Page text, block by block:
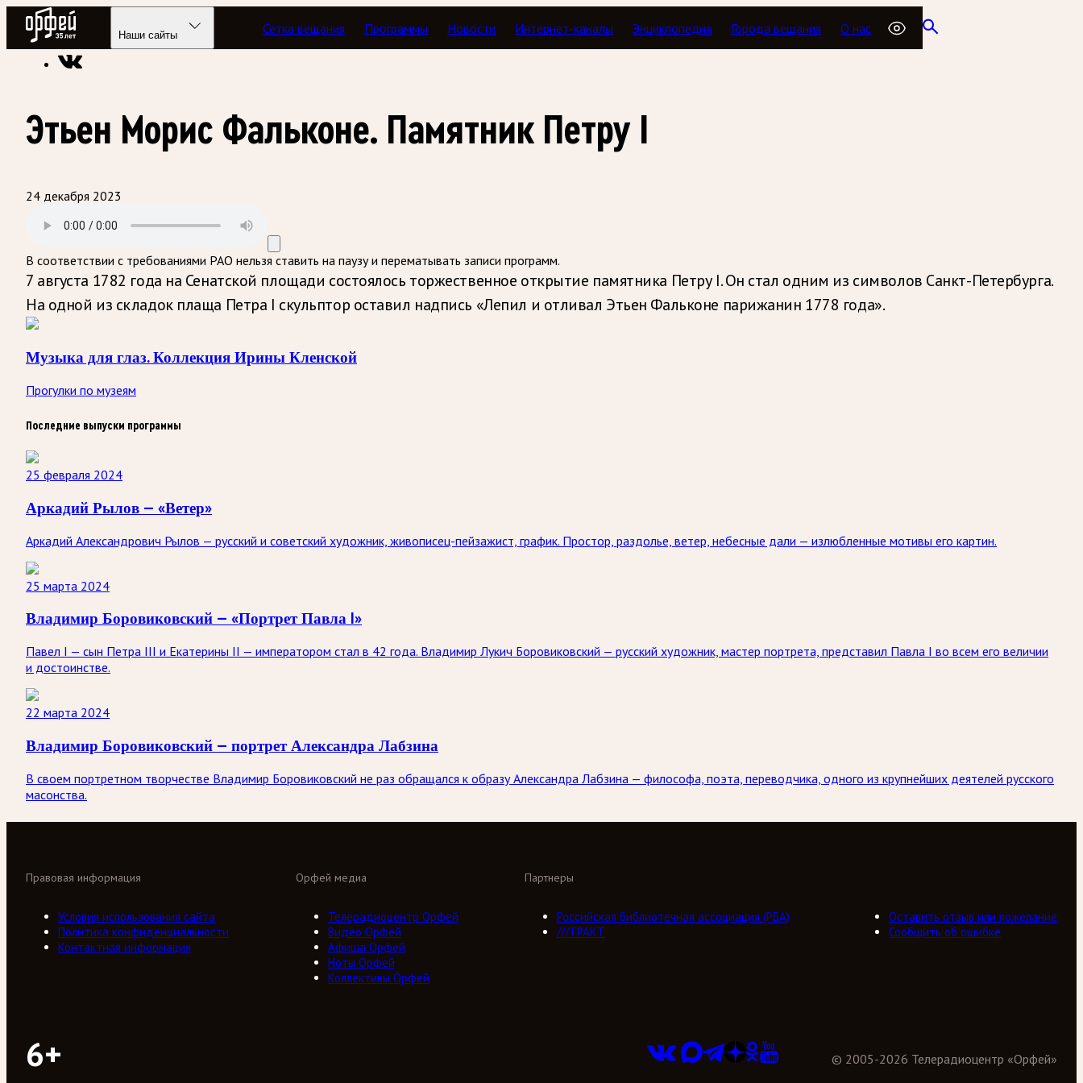
Радио Орфей
Наши сайты Сетка вещания Программы Новости Интернет-каналы Энциклопедия Города вещания О нас
Радио классической музыки «Орфей» Подкасты Музыка для глаз. Коллекция Ирины Кленской
Этьен Морис Фальконе. Памятник Петру I
24 декабря 2023
В соответствии с требованиями РАО нельзя ставить на паузу и перематывать записи программ.
7 августа 1782 года на Сенатской площади состоялось торжественное открытие памятника Петру I. Он стал одним из символов Санкт-Петербурга.
На одной из складок плаща Петра I скульптор оставил надпись «Лепил и отливал Этьен Фальконе парижанин 1778 года».
Музыка для глаз. Коллекция Ирины Кленской
Прогулки по музеям
Последние выпуски программы
25 февраля 2024
Аркадий Рылов — «Ветер»
Аркадий Александрович Рылов — русский и советский художник, живописец-пейзажист, график. Простор, раздолье, ветер, небесные дали — излюбленные мотивы его картин.
25 марта 2024
Владимир Боровиковский — «Портрет Павла I»
Павел I — сын Петра III и Екатерины II — императором стал в 42 года. Владимир Лукич Боровиковский — русский художник, мастер портрета, представил Павла I во всем его величии
и достоинстве.
22 марта 2024
Владимир Боровиковский — портрет Александра Лабзина
В своем портретном творчестве Владимир Боровиковский не раз обращался к образу Александра Лабзина — философа, поэта, переводчика, одного из крупнейших деятелей русского
масонства.
Орфей медиа
Телерадиоцентр Орфей
Видео Орфей
Афиша Орфей
Ноты Орфей
Коллективы Орфей
Партнеры
Российская библиотечная ассоциация (РБА)
///ТРАКТ
Правовая информация
Условия использования сайта
Политика конфиденциальности
Контактная информация
Оставить отзыв или пожелание
Сообщить об ошибке
6+ © 2005-2026 Телерадиоцентр «Орфей»